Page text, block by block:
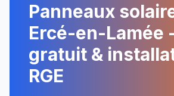
Panneaux
Ercé-en-Lamée
gratuit &
RGE